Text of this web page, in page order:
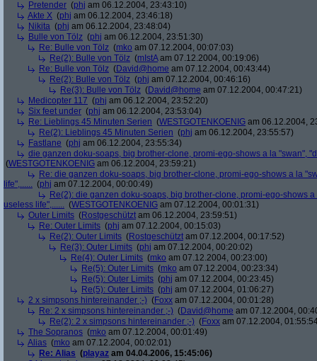
Pretender (phj am 06.12.2004, 23:43:10)
Akte X (phj am 06.12.2004, 23:46:18)
Nikita (phj am 06.12.2004, 23:48:04)
Bulle von Tölz (phj am 06.12.2004, 23:51:30)
Re: Bulle von Tölz (mko am 07.12.2004, 00:07:03)
Re(2): Bulle von Tölz (mIstAam 07.12.2004, 00:19:06)
Re: Bulle von Tölz (David@home am 07.12.2004, 00:43:44)
Re(2): Bulle von Tölz (phj am 07.12.2004, 00:46:16)
Re(3): Bulle von Tölz (David@home am 07.12.2004, 00:47:21)
Medicopter 117 (phj am 06.12.2004, 23:52:20)
Six feet under (phj am 06.12.2004, 23:53:04)
Re: Lieblings 45 Minuten Serien (WESTGOTENKOENIG am 06.12.2004,
Re(2): Lieblings 45 Minuten Serien (phj am 06.12.2004, 23:55:57)
Fastlane (phj am 06.12.2004, 23:55:34)
die ganzen doku-soaps, big brother-clone, promi-ego-shows a la "swan",
(WESTGOTENKOENIG am 06.12.2004, 23:59:21)
Re: die ganzen doku-soaps, big brother-clone, promi-ego-shows a la
life",...... (phj am 07.12.2004, 00:00:49)
Re(2): die ganzen doku-soaps, big brother-clone, promi-ego-shows
useless life",...... (WESTGOTENKOENIG am 07.12.2004, 00:01:31)
Outer Limits (Rostgeschützt am 06.12.2004, 23:59:51)
Re: Outer Limits (phj am 07.12.2004, 00:15:03)
Re(2): Outer Limits (Rostgeschützt am 07.12.2004, 00:17:52)
Re(3): Outer Limits (phj am 07.12.2004, 00:20:02)
Re(4): Outer Limits (mko am 07.12.2004, 00:23:00)
Re(5): Outer Limits (mko am 07.12.2004, 00:23:34)
Re(5): Outer Limits (phj am 07.12.2004, 00:23:45)
Re(5): Outer Limits (phj am 07.12.2004, 01:06:27)
2 x simpsons hintereinander ;-) (Foxx am 07.12.2004, 00:01:28)
Re: 2 x simpsons hintereinander ;-) (David@home am 07.12.2004,
Re(2): 2 x simpsons hintereinander ;-) (Foxx am 07.12.2004,
The Sopranos (mko am 07.12.2004, 00:01:49)
Alias (mko am 07.12.2004, 00:02:01)
Re: Alias (playaz am 04.04.2006, 15:45:06)